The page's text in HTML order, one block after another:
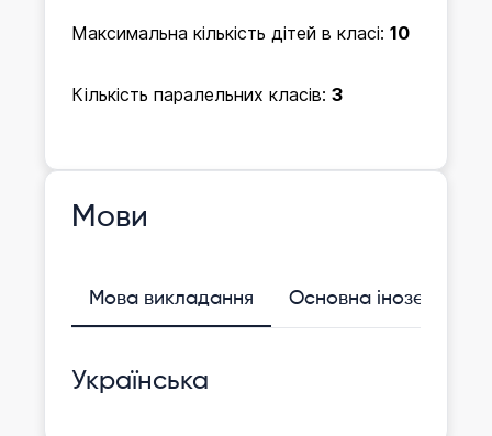
Максимальна кількість дітей в класі: 10
Кількість паралельних класів: 3
Мови
Мова викладання Основна іноземна
Українська